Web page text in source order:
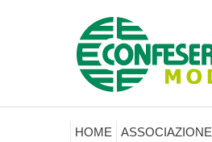
HOME ASSOCIAZIONE